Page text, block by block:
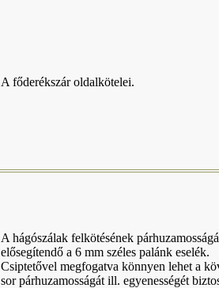
A főderékszár oldalkötelei.
A hágószálak felkötésének
elősegítendő a 6 mm széles palánk eselék.
Csiptetővel megfogatva könnyen lehet a
sor párhuzamosságát ill. egyenességét